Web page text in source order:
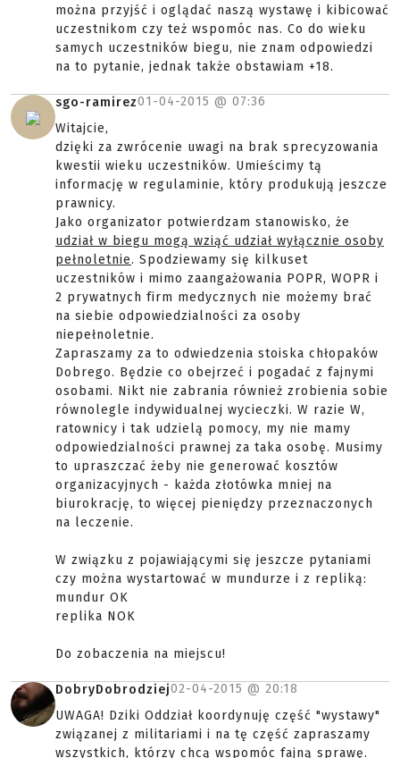
można przyjść i oglądać naszą wystawę i kibicować
uczestnikom czy też wspomóc nas. Co do wieku
samych uczestników biegu, nie znam odpowiedzi
na to pytanie, jednak także obstawiam +18.
sgo-ramirez01-04-2015 @ 07:36
Witajcie,
dzięki za zwrócenie uwagi na brak sprecyzowania
kwestii wieku uczestników. Umieścimy tą
informację w regulaminie, który produkują jeszcze
prawnicy.
Jako organizator potwierdzam stanowisko, że
udział w biegu mogą wziąć udział wyłącznie osoby
pełnoletnie. Spodziewamy się kilkuset
uczestników i mimo zaangażowania POPR, WOPR i
2 prywatnych firm medycznych nie możemy brać
na siebie odpowiedzialności za osoby
niepełnoletnie.
Zapraszamy za to odwiedzenia stoiska chłopaków
Dobrego. Będzie co obejrzeć i pogadać z fajnymi
osobami. Nikt nie zabrania również zrobienia sobie
równolegle indywidualnej wycieczki. W razie W,
ratownicy i tak udzielą pomocy, my nie mamy
odpowiedzialności prawnej za taka osobę. Musimy
to upraszczać żeby nie generować kosztów
organizacyjnych - każda złotówka mniej na
biurokrację, to więcej pieniędzy przeznaczonych
na leczenie.
W związku z pojawiającymi się jeszcze pytaniami
czy można wystartować w mundurze i z repliką:
mundur OK
replika NOK
Do zobaczenia na miejscu!
DobryDobrodziej02-04-2015 @ 20:18
UWAGA! Dziki Oddział koordynuję część "wystawy"
związanej z militariami i na tę część zapraszamy
wszystkich, którzy chcą wspomóc fajną sprawę.